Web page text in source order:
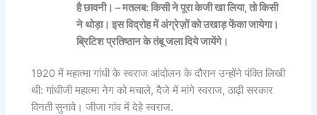
है छावनी। – मतलब: किसी ने पूरा केजी खा लिया, तो किसी
ने थोड़ा। इस विद्रोह में अंग्रेज़ों को उखाड़ फेंका जायेगा।
ब्रिटिश प्रतिष्ठान के तंबू जला दिये जायेंगे।
1920 में महात्मा गांधी के स्वराज आंदोलन के दौरान उन्होंने पंक्ति लिखी
थी: गांधीजी महात्मा नेग को मचाले, दैजे में मांगे स्वराज, ठाढ़ी सरकार
विनती सुनावे। जीजा गांव में देहे स्वराज.